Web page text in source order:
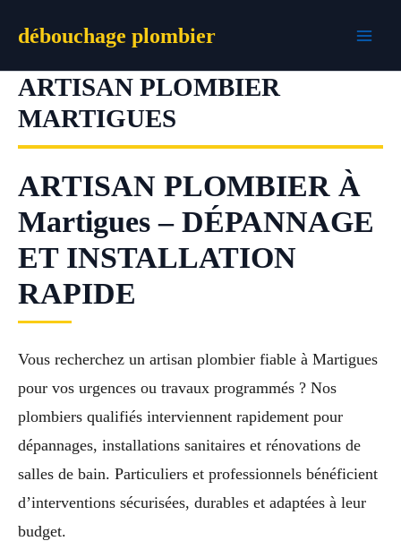
débouchage plombier
ARTISAN PLOMBIER
MARTIGUES
ARTISAN PLOMBIER À
Martigues – DÉPANNAGE
ET INSTALLATION
RAPIDE
Vous recherchez un artisan plombier fiable à Martigues
pour vos urgences ou travaux programmés ? Nos
plombiers qualifiés interviennent rapidement pour
dépannages, installations sanitaires et rénovations de
salles de bain. Particuliers et professionnels bénéficient
d’interventions sécurisées, durables et adaptées à leur
budget.